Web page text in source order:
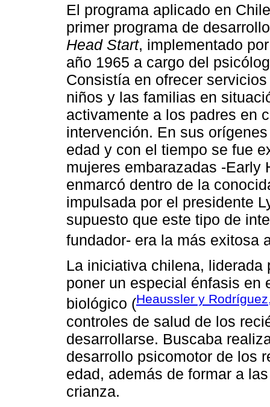
El programa aplicado en
primer programa de
Head Start, implementado
año 1965 a cargo del
Consistía en ofrecer
niños y las familias en
activamente a los padres en
intervención. En sus
edad y con el tiempo se fue
mujeres embarazadas -Early
enmarcó dentro de la
impulsada por el presidente
supuesto que este tipo de
fundador- era la más exitosa
La iniciativa chilena, liderada
poner un especial énfasis en
biológico (Heaussler y
controles de salud de los
desarrollarse. Buscaba
desarrollo psicomotor de los
edad, además de formar a
crianza.